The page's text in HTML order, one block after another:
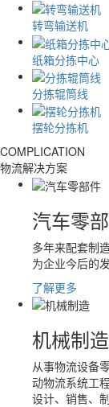
转弯输送机
纸箱分拣中心
分拣辊筒线
摆轮分拣机
COMPLICATION
物流解决方案
汽车零
多年来配套制
为企业今后的
了解更多
机械制造
从事物流设备
动物流系统工程
设计、销售、